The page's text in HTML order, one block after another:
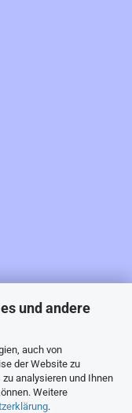
und andere
auch von
der Website zu
analysieren und Ihnen
Weitere
.